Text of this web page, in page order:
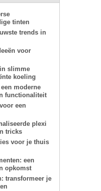
tinten
trends in
voor
slimme
koeling
moderne
functionaliteit
een
plexi
tricks
voor je thuis
een
opkomst
transformeer je